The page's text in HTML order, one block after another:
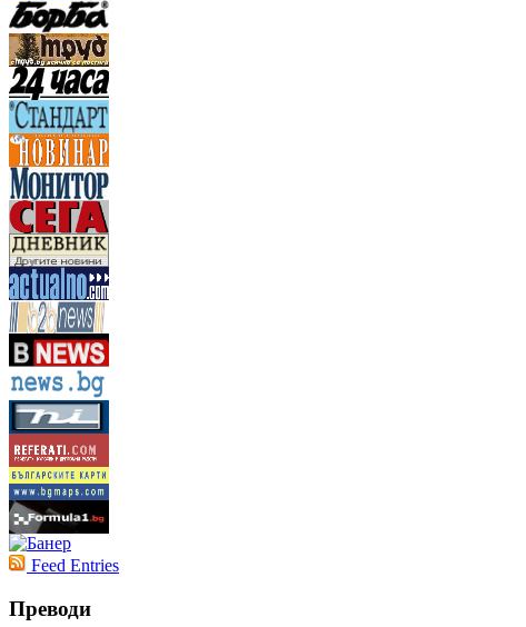
Feed Entries
Преводи